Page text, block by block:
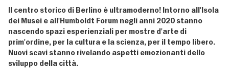
Il centro storico di Berlino è ultramoderno! Intorno all'Isola
dei Musei e all'Humboldt Forum negli anni 2020 stanno
nascendo spazi esperienziali per mostre d'arte di
prim'ordine, per la cultura e la scienza, per il tempo libero.
Nuovi scavi stanno rivelando aspetti emozionanti dello
sviluppo della città.